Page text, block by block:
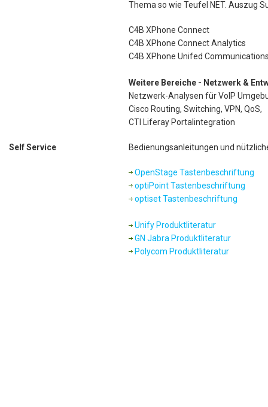
Thema so wie Teufel NET. Auszug
C4B XPhone Connect
C4B XPhone Connect Analytics
C4B XPhone Unifed
Weitere Bereiche - Netzwerk &
Netzwerk-Analysen für VoIP
Cisco Routing, Switching, VPN, QoS,
CTI Liferay Portalintegration
Self Service Bedienungsanleitungen und
OpenStage Tastenbeschriftung
optiPoint Tastenbeschriftung
optiset Tastenbeschriftung
Unify Produktliteratur
GN Jabra Produktliteratur
Polycom Produktliteratur